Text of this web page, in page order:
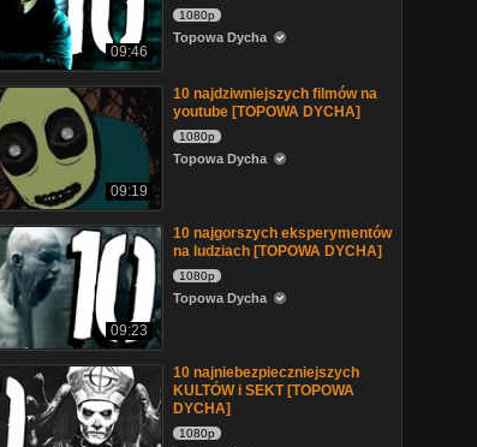
09:46
1080p
Topowa Dycha
09:19
10 najdziwniejszych filmów na
youtube [TOPOWA DYCHA]
1080p
Topowa Dycha
09:23
10 najgorszych eksperymentów
na ludziach [TOPOWA DYCHA]
1080p
Topowa Dycha
10 najniebezpieczniejszych
KULTÓW i SEKT [TOPOWA
DYCHA]
1080p